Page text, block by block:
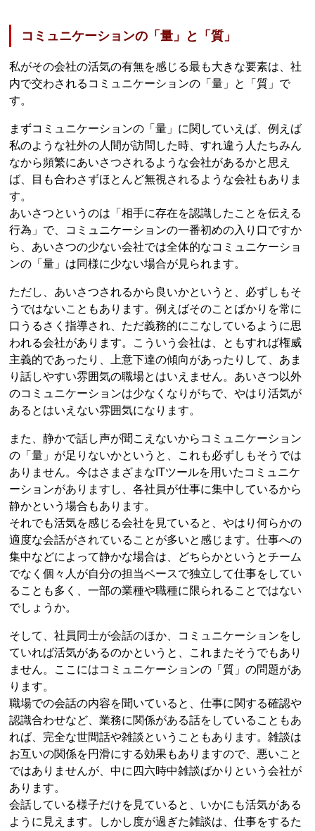
コミュニケーションの「量」と「質」
私がその会社の活気の有無を感じる最も大きな要素は、社
内で交わされるコミュニケーションの「量」と「質」で
す。
まずコミュニケーションの「量」に関していえば、例えば
私のような社外の人間が訪問した時、すれ違う人たちみん
なから頻繁にあいさつされるような会社があるかと思え
ば、目も合わさずほとんど無視されるような会社もありま
す。
あいさつというのは「相手に存在を認識したことを伝える
行為」で、コミュニケーションの一番初めの入り口ですか
ら、あいさつの少ない会社では全体的なコミュニケーショ
ンの「量」は同様に少ない場合が見られます。
ただし、あいさつされるから良いかというと、必ずしもそ
うではないこともあります。例えばそのことばかりを常に
口うるさく指導され、ただ義務的にこなしているように思
われる会社があります。こういう会社は、ともすれば権威
主義的であったり、上意下達の傾向があったりして、あま
り話しやすい雰囲気の職場とはいえません。あいさつ以外
のコミュニケーションは少なくなりがちで、やはり活気が
あるとはいえない雰囲気になります。
また、静かで話し声が聞こえないからコミュニケーション
の「量」が足りないかというと、これも必ずしもそうでは
ありません。今はさまざまなITツールを用いたコミュニケ
ーションがありますし、各社員が仕事に集中しているから
静かという場合もあります。
それでも活気を感じる会社を見ていると、やはり何らかの
適度な会話がされていることが多いと感じます。仕事への
集中などによって静かな場合は、どちらかというとチーム
でなく個々人が自分の担当ベースで独立して仕事をしてい
ることも多く、一部の業種や職種に限られることではない
でしょうか。
そして、社員同士が会話のほか、コミュニケーションをし
ていれば活気があるのかというと、これまたそうでもあり
ません。ここにはコミュニケーションの「質」の問題があ
ります。
職場での会話の内容を聞いていると、仕事に関する確認や
認識合わせなど、業務に関係がある話をしていることもあ
れば、完全な世間話や雑談ということもあります。雑談は
お互いの関係を円滑にする効果もありますので、悪いこと
ではありませんが、中に四六時中雑談ばかりという会社が
あります。
会話している様子だけを見ていると、いかにも活気がある
ように見えます。しかし度が過ぎた雑談は、仕事をするた